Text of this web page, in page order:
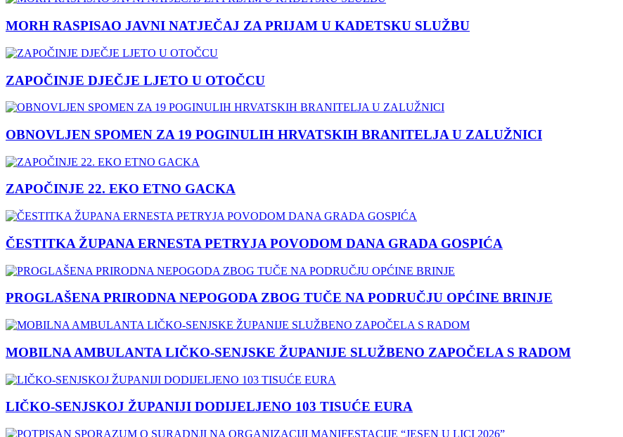
MORH RASPISAO JAVNI NATJEČAJ ZA PRIJAM U KADETSKU SLUŽBU
ZAPOČINJE DJEČJE LJETO U OTOČCU
OBNOVLJEN SPOMEN ZA 19 POGINULIH HRVATSKIH BRANITELJA U ZALUŽNICI
ZAPOČINJE 22. EKO ETNO GACKA
ČESTITKA ŽUPANA ERNESTA PETRYJA POVODOM DANA GRADA GOSPIĆA
PROGLAŠENA PRIRODNA NEPOGODA ZBOG TUČE NA PODRUČJU OPĆINE BRINJE
MOBILNA AMBULANTA LIČKO-SENJSKE ŽUPANIJE SLUŽBENO ZAPOČELA S RADOM
LIČKO-SENJSKOJ ŽUPANIJI DODIJELJENO 103 TISUĆE EURA